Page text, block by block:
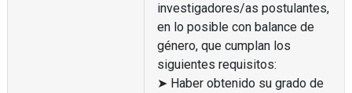
investigadores/as postulantes,
en lo posible con balance de
género, que cumplan los
siguientes requisitos:
➤ Haber obtenido su grado de